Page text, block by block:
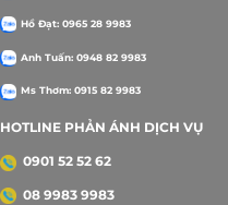
Hồ Đạt: 0965 28 9983
Anh Tuấn: 0948 82 9983
Ms Thơm: 0915 82 9983
HOTLINE PHẢN ÁNH DỊCH VỤ
0901 52 52 62
08 9983 9983